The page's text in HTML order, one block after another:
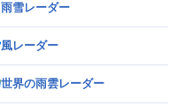
雨雪レーダー
風レーダー
世界の雨雲レーダー